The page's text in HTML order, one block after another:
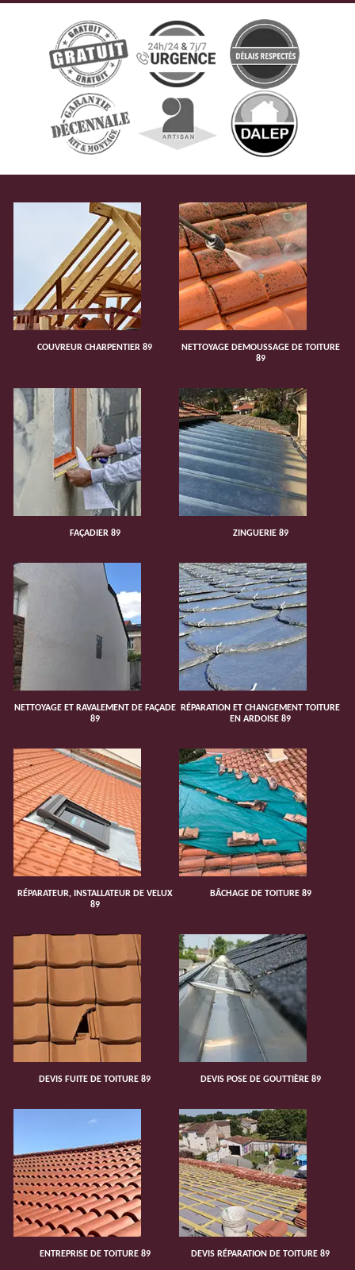
COUVREUR CHARPENTIER 89
NETTOYAGE DEMOUSSAGE DE TOITURE
89
FAÇADIER 89 ZINGUERIE 89
NETTOYAGE ET RAVALEMENT DE FAÇADE
89
RÉPARATION ET CHANGEMENT TOITURE
EN ARDOISE 89
RÉPARATEUR, INSTALLATEUR DE VELUX
89
BÂCHAGE DE TOITURE 89
DEVIS FUITE DE TOITURE 89 DEVIS POSE DE GOUTTIÈRE 89
ENTREPRISE DE TOITURE 89 DEVIS RÉPARATION DE TOITURE 89